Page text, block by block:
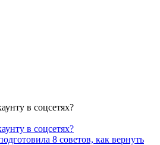
в соцсетях?
в соцсетях?
8 советов, как вернуть